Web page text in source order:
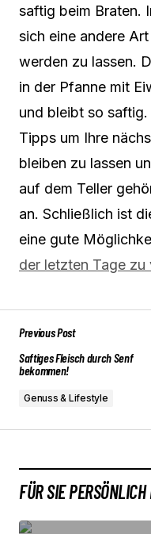
saftig beim Braten.
sich eine andere
werden zu lassen.
in der Pfanne mit
und bleibt so
Tipps um Ihre
bleiben zu lassen
auf dem Teller
an. Schließlich ist
eine gute
der letzten Tage zu
Previous Post
Saftiges Fleisch durch Senf
bekommen!
Genuss & Lifestyle
FÜR SIE